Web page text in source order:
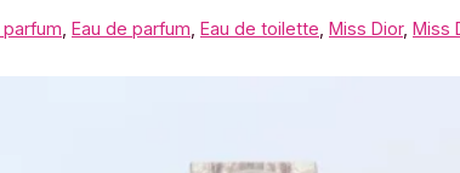
parfum Eau de parfum Eau de toilette Miss Dior, Miss